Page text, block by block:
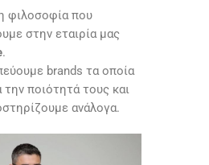
φιλοσοφία που
στην εταιρία μας
.
brands τα οποία
την ποιότητά τους και
ανάλογα.